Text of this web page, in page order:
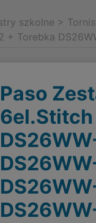
szkolne >
+ Torebka
Paso
6el.Stitch